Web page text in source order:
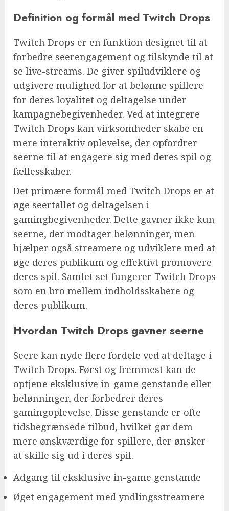
Definition og formål med Twitch Drops
Twitch Drops er en funktion designet til at
forbedre seerengagement og tilskynde til at
se live-streams. De giver spiludviklere og
udgivere mulighed for at belønne spillere
for deres loyalitet og deltagelse under
kampagnebegivenheder. Ved at integrere
Twitch Drops kan virksomheder skabe en
mere interaktiv oplevelse, der opfordrer
seerne til at engagere sig med deres spil og
fællesskaber.
Det primære formål med Twitch Drops er at
øge seertallet og deltagelsen i
gamingbegivenheder. Dette gavner ikke kun
seerne, der modtager belønninger, men
hjælper også streamere og udviklere med at
øge deres publikum og effektivt promovere
deres spil. Samlet set fungerer Twitch Drops
som en bro mellem indholdsskabere og
deres publikum.
Hvordan Twitch Drops gavner seerne
Seere kan nyde flere fordele ved at deltage i
Twitch Drops. Først og fremmest kan de
optjene eksklusive in-game genstande eller
belønninger, der forbedrer deres
gamingoplevelse. Disse genstande er ofte
tidsbegrænsede tilbud, hvilket gør dem
mere ønskværdige for spillere, der ønsker
at skille sig ud i deres spil.
Adgang til eksklusive in-game genstande
Øget engagement med yndlingsstreamere